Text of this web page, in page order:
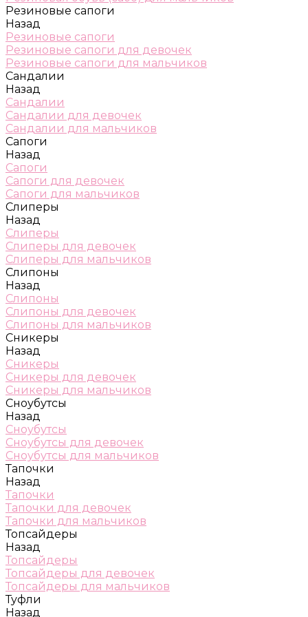
Резиновые сапоги
Назад
Резиновые сапоги
Резиновые сапоги для девочек
Резиновые сапоги для мальчиков
Сандалии
Назад
Сандалии
Сандалии для девочек
Сандалии для мальчиков
Сапоги
Назад
Сапоги
Сапоги для девочек
Сапоги для мальчиков
Слиперы
Назад
Слиперы
Слиперы для девочек
Слиперы для мальчиков
Слипоны
Назад
Слипоны
Слипоны для девочек
Слипоны для мальчиков
Сникеры
Назад
Сникеры
Сникеры для девочек
Сникеры для мальчиков
Сноубутсы
Назад
Сноубутсы
Сноубутсы для девочек
Сноубутсы для мальчиков
Тапочки
Назад
Тапочки
Тапочки для девочек
Тапочки для мальчиков
Топсайдеры
Назад
Топсайдеры
Топсайдеры для девочек
Топсайдеры для мальчиков
Туфли
Назад